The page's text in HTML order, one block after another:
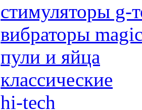
стимуляторы g-
вибраторы
пули и яйца
классические
hi-tech